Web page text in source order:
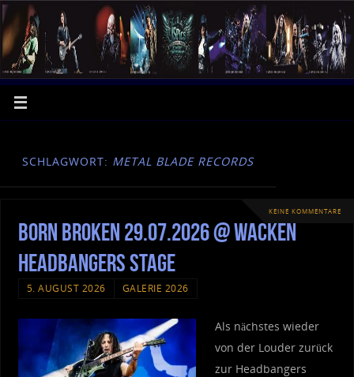
SCHLAGWORT: METAL BLADE RECORDS
KEINE KOMMENTARE
Born Broken 29.07.2026 @ Wacken
Headbangers Stage
5. AUGUST 2026 GALERIE 2026
Als nächstes wieder
von der Louder zurück
zur Headbangers